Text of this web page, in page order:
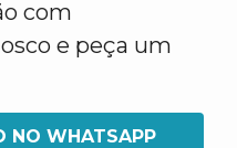
com
e peça um
NO WHATSAPP